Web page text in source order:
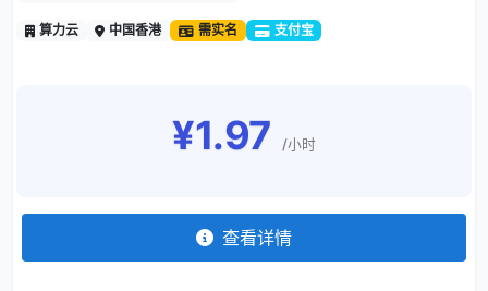
算力云 中国香港 需实名 支付宝
¥1.97 /小时
查看详情